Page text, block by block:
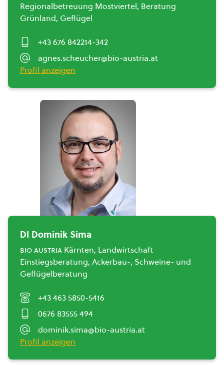
Regionalbetreuung Mostviertel, Beratung
Grünland, Geflügel
+43 676 842214-342
agnes.scheucher@bio-austria.at
Profil anzeigen
DI Dominik Sima
bio austria Kärnten, Landwirtschaft
Einstiegsberatung, Ackerbau-, Schweine- und
Geflügelberatung
+43 463 5850-5416
0676 83555 494
dominik.sima@bio-austria.at
Profil anzeigen